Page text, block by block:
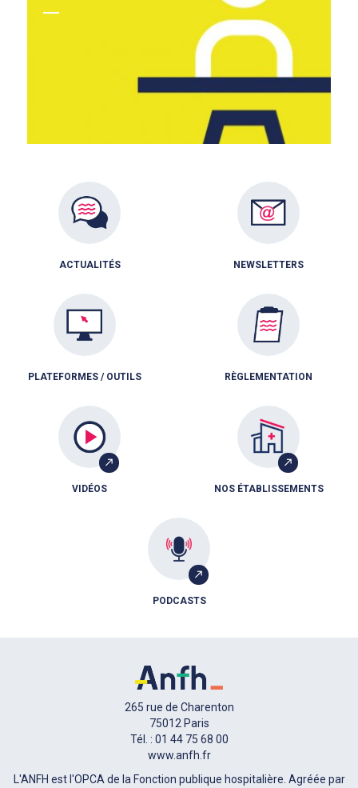
ACTUALITÉS NEWSLETTERS
PLATEFORMES / OUTILS RÈGLEMENTATION
VIDÉOS NOS ÉTABLISSEMENTS
PODCASTS
265 rue de Charenton
75012 Paris
Tél. : 01 44 75 68 00
www.anfh.fr
L'ANFH est l'OPCA de la Fonction publique hospitalière. Agréée par